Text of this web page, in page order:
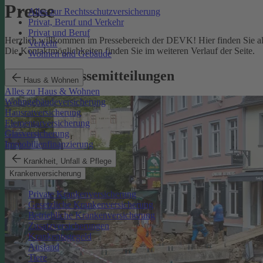
Alles zur Rechtsschutzversicherung
Privat, Beruf und Verkehr
Privat und Beruf
Verkehr
Wohnen und Gebäude
Haus & Wohnen
Alles zu Haus & Wohnen
Wohngebäudeversicherung
Hausratversicherung
Elementarversicherung
Glasversicherung
Immobilienfinanzierung
Krankheit, Unfall & Pflege
Krankenversicherung
Private Krankenversicherung
Gesetzliche Krankenversicherung
Betriebliche Krankenversicherung
Zusatzversicherungen
Krankentagegeld
Ausland
Tiere
Presse
Herzlich willkommen im Pressebereich der DEVK! Hier finden Sie
Die Kontaktmöglichkeiten finden Sie im weiteren Verlauf der Seite.
Aktuelle Pressemitteilungen